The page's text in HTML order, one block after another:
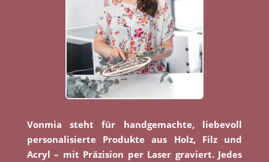
Vonmia steht für handgemachte, liebevoll
personalisierte Produkte aus Holz, Filz und
Acryl – mit Präzision per Laser graviert. Jedes